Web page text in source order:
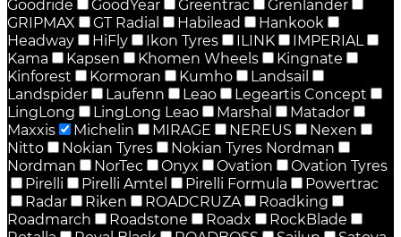
Goodride
GoodYear Greentrac
Grenlander
GRIPMAX
GT Radial Habilead
Hankook
Headway
HiFly Ikon Tyres ILINK
IMPERIAL
Kama
Kapsen Khomen Wheels
Kingnate
Kinforest
Kormoran Kumho
Landsail
Landspider
Laufenn Leao
Legeartis Concept
LingLong
LingLong Leao Marshal
Matador
Maxxis
Michelin MIRAGE NEREUS
Nexen
Nitto
Nokian Tyres
Nokian Tyres Nordman
Nordman
NorTec Onyx Ovation
Ovation Tyres
Pirelli
Pirelli Amtel Pirelli Formula
Powertrac
Radar
Riken ROADCRUZA
Roadking
Roadmarch
Roadstone Roadx
RockBlade